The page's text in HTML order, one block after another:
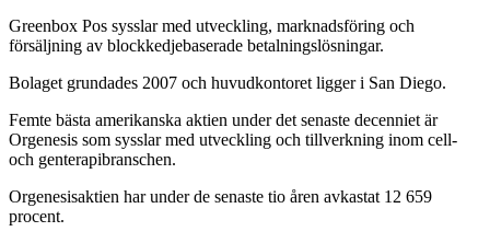
Greenbox Pos sysslar med utveckling, marknadsföring och
försäljning av blockkedjebaserade betalningslösningar.
Bolaget grundades 2007 och huvudkontoret ligger i San Diego.
Femte bästa amerikanska aktien under det senaste decenniet är
Orgenesis som sysslar med utveckling och tillverkning inom cell-
och genterapibranschen.
Orgenesisaktien har under de senaste tio åren avkastat 12 659
procent.